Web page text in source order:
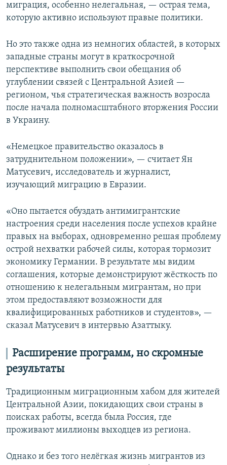
миграция, особенно нелегальная, — острая тема,
которую активно используют правые политики.
Но это также одна из немногих областей, в которых
западные страны могут в краткосрочной
перспективе выполнить свои обещания об
углублении связей с Центральной Азией —
регионом, чья стратегическая важность возросла
после начала полномасштабного вторжения России
в Украину.
«Немецкое правительство оказалось в
затруднительном положении», — считает Ян
Матусевич, исследователь и журналист,
изучающий миграцию в Евразии.
«Оно пытается обуздать антимигрантские
настроения среди населения после успехов крайне
правых на выборах, одновременно решая проблему
острой нехватки рабочей силы, которая тормозит
экономику Германии. В результате мы видим
соглашения, которые демонстрируют жёсткость по
отношению к нелегальным мигрантам, но при
этом предоставляют возможности для
квалифицированных работников и студентов», —
сказал Матусевич в интервью Азаттыку.
Расширение программ, но скромные
результаты
Традиционным миграционным хабом для жителей
Центральной Азии, покидающих свои страны в
поисках работы, всегда была Россия, где
проживают миллионы выходцев из региона.
Однако и без того нелёгкая жизнь мигрантов из